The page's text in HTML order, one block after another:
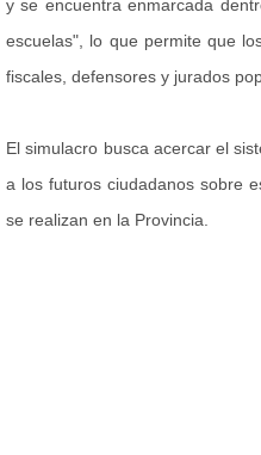
y se encuentra enmarcada
escuelas", lo que permite que
fiscales, defensores y jurados
El simulacro busca acercar el
a los futuros ciudadanos sobre
se realizan en la Provincia.